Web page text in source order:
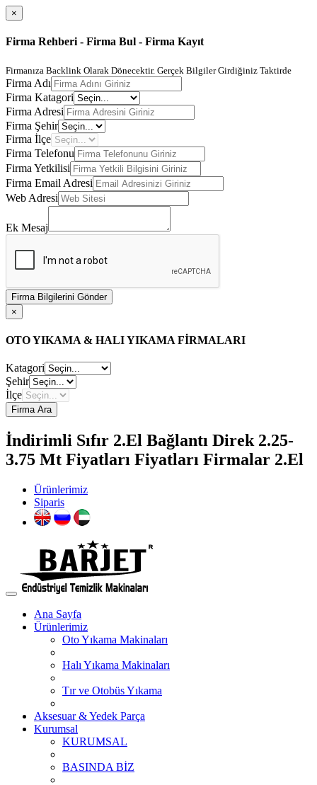
×
Firma Rehberi - Firma Bul - Firma Kayıt
Firmanıza Backlink Olarak Dönecektir. Gerçek Bilgiler Girdiğiniz Taktirde
Firma Adı
Firma Katagori
Firma Adresi
Firma Şehir
Firma İlçe
Firma Telefonu
Firma Yetkilisi
Firma Email Adresi
Web Adresi
Ek Mesaj
Firma Bilgilerini Gönder
×
OTO YIKAMA & HALI YIKAMA FİRMALARI
Katagori
Şehir
İlçe
Firma Ara
İndirimli Sıfır 2.El Bağlantı Direk 2.25-
3.75 Mt Fiyatları Fiyatları Firmalar 2.El
Ürünlerimiz
Siparis
Ana Sayfa
Ürünlerimiz
Oto Yıkama Makinaları
Halı Yıkama Makinaları
Tır ve Otobüs Yıkama
Aksesuar & Yedek Parça
Kurumsal
KURUMSAL
BASINDA BİZ